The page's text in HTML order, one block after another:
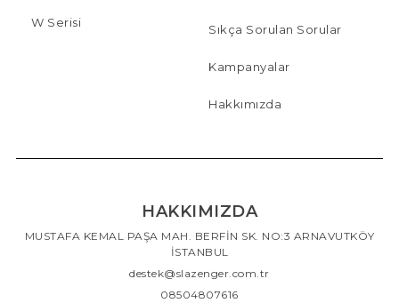
W Serisi Sıkça Sorulan Sorular
Kampanyalar
Hakkımızda
HAKKIMIZDA
MUSTAFA KEMAL PAŞA MAH. BERFİN SK. NO:3 ARNAVUTKÖY
İSTANBUL
destek@slazenger.com.tr
08504807616